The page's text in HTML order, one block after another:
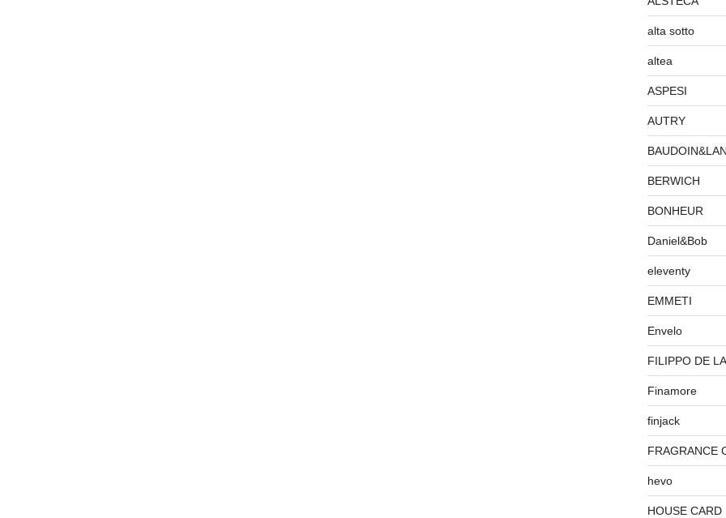
alta sotto
altea
ASPESI
AUTRY
BERWICH
BONHEUR
Daniel&Bob
eleventy
EMMETI
Envelo
FILIPPO DE
Finamore
finjack
FRAGRANCE
hevo
HOUSE CARD